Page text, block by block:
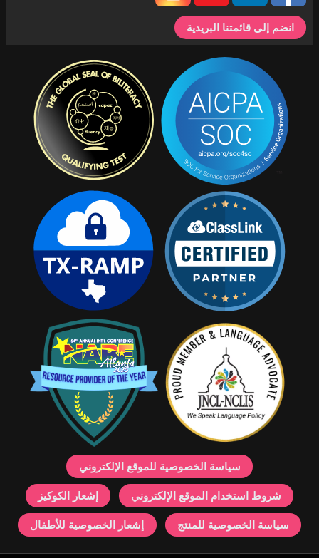
انضم إلى قائمتنا البريدية
سياسة الخصوصية للموقع الإلكتروني
شروط استخدام الموقع الإلكتروني إشعار الكوكيز
سياسة الخصوصية للمنتج إشعار الخصوصية للأطفال